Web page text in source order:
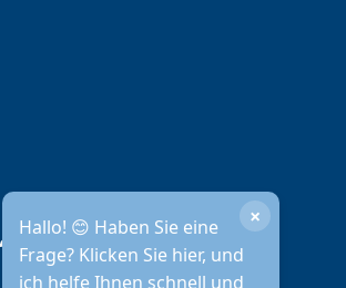
Hallo! 😊 Haben Sie eine
Frage? Klicken Sie hier, und
ich helfe Ihnen schnell und
×
ساعات